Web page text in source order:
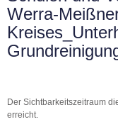
Werra-
Der Sichtbarkeitszeitraum
erreicht.